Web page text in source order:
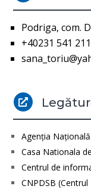
Podriga, com.
+40231 541 211

Agenţia
Casa Nationala
Centrul de
CNPDSB